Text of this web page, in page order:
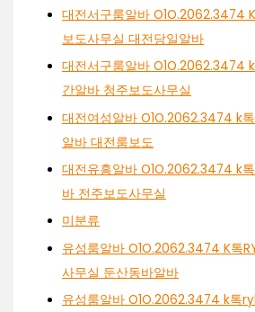
대전서구룸알바 O1O.2062.3474
보도사무실 대전당일알바
대전서구룸알바 O1O.2062.3474
간알바 청주보도사무실
대전여성알바 O1O.2062.3474 k
알바 대전룸보도
대전유흥알바 O1O.2062.3474 k
바 전주보도사무실
미분류
유성룸알바 O1O.2062.3474 K톡
사무실 둔산동바알바
유성룸알바 O1O.2062.3474 k톡